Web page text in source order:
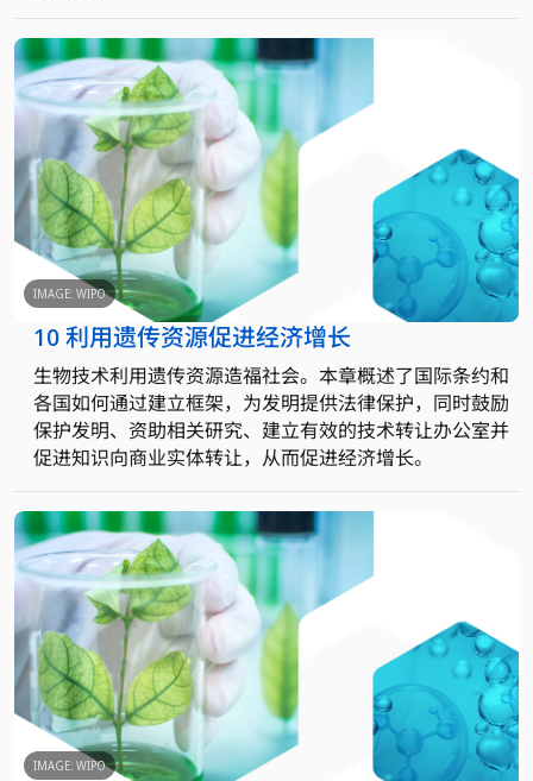
IMAGE: WIPO
10 利用遗传资源促进经济增长
生物技术利用遗传资源造福社会。本章概述了国际条约和
各国如何通过建立框架，为发明提供法律保护，同时鼓励
保护发明、资助相关研究、建立有效的技术转让办公室并
促进知识向商业实体转让，从而促进经济增长。
IMAGE: WIPO